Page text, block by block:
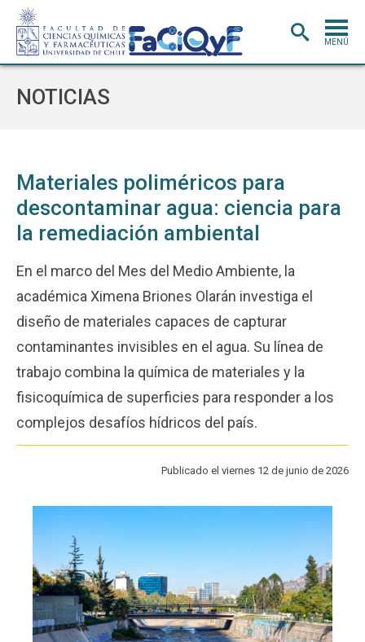
MENÚ
POSTGRADO
INVESTIGACIÓNE INNOVACIÓN
EXTENSIÓN Y VINCULACIÓN
BIBLIOTECA
DEPARTAMENTOS
FACULTAD
Funcionarios Egresados
NOTICIAS
Materiales poliméricos para
descontaminar agua: ciencia para
la remediación ambiental
En el marco del Mes del Medio Ambiente, la
académica Ximena Briones Olarán investiga el
diseño de materiales capaces de capturar
contaminantes invisibles en el agua. Su línea de
trabajo combina la química de materiales y la
fisicoquímica de superficies para responder a los
complejos desafíos hídricos del país.
Publicado el viernes 12 de junio de 2026